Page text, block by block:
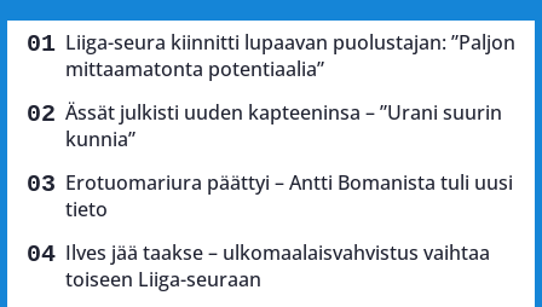
Liiga-seura kiinnitti lupaavan puolustajan: ”Paljon
mittaamatonta potentiaalia”
Ässät julkisti uuden kapteeninsa – ”Urani suurin
kunnia”
Erotuomariura päättyi – Antti Bomanista tuli uusi
tieto
Ilves jää taakse – ulkomaalaisvahvistus vaihtaa
toiseen Liiga-seuraan